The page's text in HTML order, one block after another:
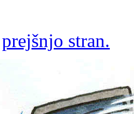
prejšnjo stran.